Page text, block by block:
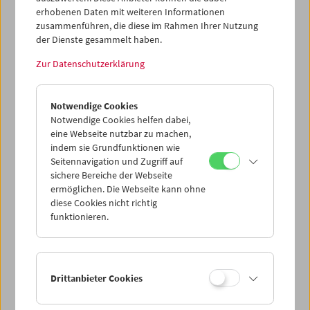
Collection on Screen: Positionen. Renate
Bertlmann, Tatjana Ivančić, Maria Lassnig
erhobenen Daten mit weiteren Informationen
zusammenführen, die diese im Rahmen Ihrer Nutzung
der Dienste gesammelt haben.
Zur Datenschutzerklärung
Notwendige Cookies
Notwendige Cookies helfen dabei,
eine Webseite nutzbar zu machen,
indem sie Grundfunktionen wie
Seitennavigation und Zugriff auf
sichere Bereiche der Webseite
ermöglichen. Die Webseite kann ohne
diese Cookies nicht richtig
funktionieren.
Drittanbieter Cookies